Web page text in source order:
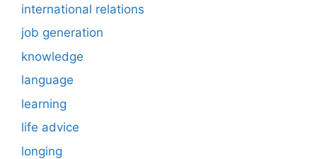
international relations
job generation
knowledge
language
learning
life advice
longing